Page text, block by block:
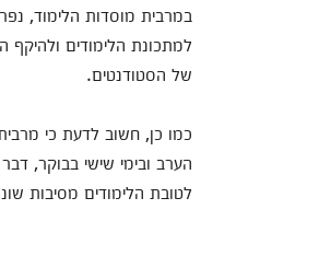
במרבית מוסדות הלימוד,
למתכונת הלימודים
של הסטודנטים.
כמו כן, חשוב לדעת כי
הערב ובימי שישי בבוקר,
לטובת הלימודים מסיבות